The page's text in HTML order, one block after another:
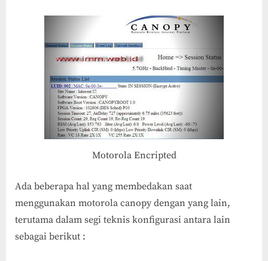
Motorola Encripted
Ada beberapa hal yang membedakan saat
menggunakan motorola canopy dengan yang lain,
terutama dalam segi teknis konfigurasi antara lain
sebagai berikut :